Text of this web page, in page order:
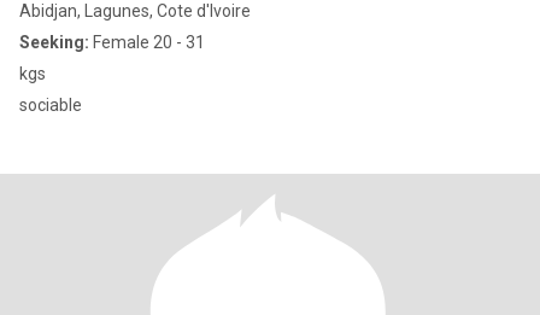
Abidjan, Lagunes, Cote d'Ivoire
Seeking: Female 20 - 31
kgs
sociable